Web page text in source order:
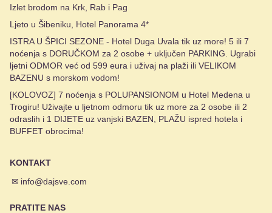
Izlet brodom na Krk, Rab i Pag
Ljeto u Šibeniku, Hotel Panorama 4*
ISTRA U ŠPICI SEZONE - Hotel Duga Uvala tik uz more! 5 ili 7
noćenja s DORUČKOM za 2 osobe + uključen PARKING. Ugrabi
ljetni ODMOR već od 599 eura i uživaj na plaži ili VELIKOM
BAZENU s morskom vodom!
[KOLOVOZ] 7 noćenja s POLUPANSIONOM u Hotel Medena u
Trogiru! Uživajte u ljetnom odmoru tik uz more za 2 osobe ili 2
odraslih i 1 DIJETE uz vanjski BAZEN, PLAŽU ispred hotela i
BUFFET obrocima!
KONTAKT
✉ info@dajsve.com
PRATITE NAS